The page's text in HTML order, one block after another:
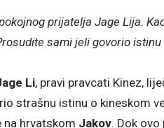
prijatelja Jage Lija.
sami jeli govorio
Li, pravi pravcati Kinez,
strašnu istinu o kineskom
hrvatskom Jakov. Dok